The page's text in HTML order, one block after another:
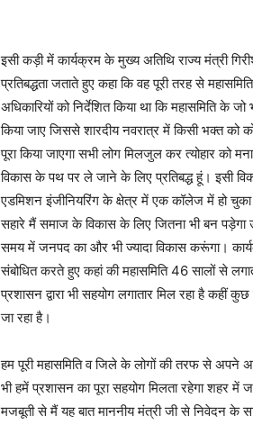
इसी कड़ी में कार्यक्रम के मुख्य अतिथि राज्य मंत्री
प्रतिबद्धता जताते हुए कहा कि वह पूरी तरह से
अधिकारियों को निर्देशित किया था कि महासमिति के
किया जाए जिससे शारदीय नवरात्र में किसी भक्त को
पूरा किया जाएगा सभी लोग मिलजुल कर त्योहार को
विकास के पथ पर ले जाने के लिए प्रतिबद्ध हूं। इसी
एडमिशन इंजीनियरिंग के क्षेत्र में एक कॉलेज में हो
सहारे मैं समाज के विकास के लिए जितना भी बन
समय में जनपद का और भी ज्यादा विकास करूंगा।
संबोधित करते हुए कहां की महासमिति 46 सालों से
प्रशासन द्वारा भी सहयोग लगातार मिल रहा है कहीं
जा रहा है।
हम पूरी महासमिति व जिले के लोगों की तरफ से
भी हमें प्रशासन का पूरा सहयोग मिलता रहेगा शहर
मजबूती से मैं यह बात माननीय मंत्री जी से निवेदन के